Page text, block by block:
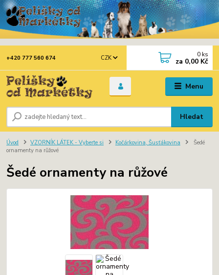
Menu
CZK
Hledat
+420 777 560 674 0 ks
za 0,00 Kč
Úvod VZORNÍK LÁTEK - Vyberte si Kočárkovina, Šusťákovina
Šedé
ornamenty na růžové
Šedé ornamenty na růžové